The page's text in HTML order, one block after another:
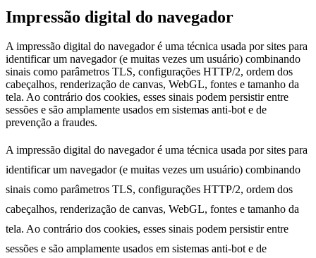
Impressão digital do navegador
A impressão digital do navegador é uma técnica usada por sites para
identificar um navegador (e muitas vezes um usuário) combinando
sinais como parâmetros TLS, configurações HTTP/2, ordem dos
cabeçalhos, renderização de canvas, WebGL, fontes e tamanho da
tela. Ao contrário dos cookies, esses sinais podem persistir entre
sessões e são amplamente usados em sistemas anti-bot e de
prevenção a fraudes.
A impressão digital do navegador é uma técnica usada por sites para
identificar um navegador (e muitas vezes um usuário) combinando
sinais como parâmetros TLS, configurações HTTP/2, ordem dos
cabeçalhos, renderização de canvas, WebGL, fontes e tamanho da
tela. Ao contrário dos cookies, esses sinais podem persistir entre
sessões e são amplamente usados em sistemas anti-bot e de